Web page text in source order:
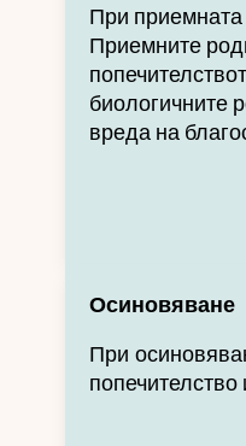
При приемната
Приемните
биологичните
вреда на
Осиновяване
При